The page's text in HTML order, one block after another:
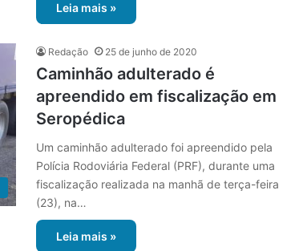
Leia mais »
Redação 25 de junho de 2020
Caminhão adulterado é
apreendido em fiscalização em
Seropédica
Um caminhão adulterado foi apreendido pela
Polícia Rodoviária Federal (PRF), durante uma
fiscalização realizada na manhã de terça-feira
(23), na…
Leia mais »